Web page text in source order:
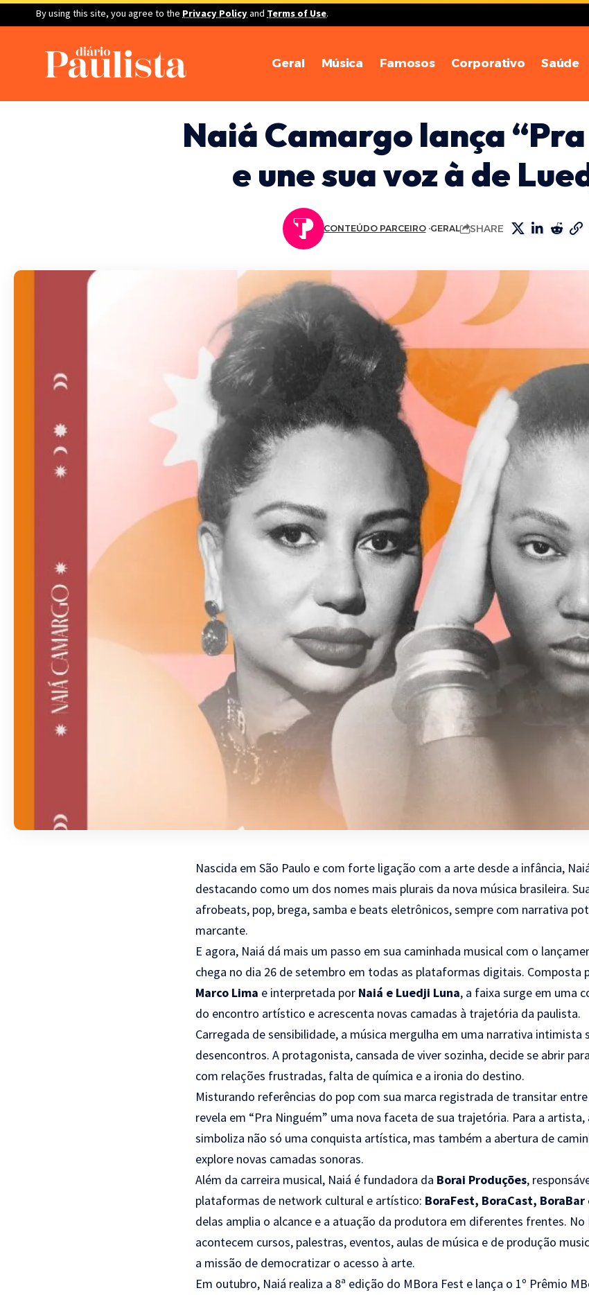
By using this site, you agree to the Privacy Policyand Terms of Use.
Geral Música Famosos Corporativo Saúde
Naiá Camargo lança
e une sua voz à de
CONTEÚDO PARCEIRO GERAL SHARE
Nascida em São Paulo e com forte ligação com a arte desde a infância,
destacando como um dos nomes mais plurais da nova música brasileira.
afrobeats, pop, brega, samba e beats eletrônicos, sempre com narrativa
marcante.
E agora, Naiá dá mais um passo em sua caminhada musical com o
chega no dia 26 de setembro em todas as plataformas digitais. Composta
Marco Lima e interpretada por Naiá e Luedji Luna, a faixa surge em uma
do encontro artístico e acrescenta novas camadas à trajetória da paulista.
Carregada de sensibilidade, a música mergulha em uma narrativa intimista
desencontros. A protagonista, cansada de viver sozinha, decide se abrir
com relações frustradas, falta de química e a ironia do destino.
Misturando referências do pop com sua marca registrada de transitar
revela em “Pra Ninguém” uma nova faceta de sua trajetória. Para a artista,
simboliza não só uma conquista artística, mas também a abertura de
explore novas camadas sonoras.
Além da carreira musical, Naiá é fundadora da Borai Produções,
plataformas de network cultural e artístico: BoraFest, BoraCast, BoraBar
delas amplia o alcance e a atuação da produtora em diferentes frentes. No
acontecem cursos, palestras, eventos, aulas de música e de produção
a missão de democratizar o acesso à arte.
Em outubro, Naiá realiza a 8ª edição do MBora Fest e lança o 1º Prêmio